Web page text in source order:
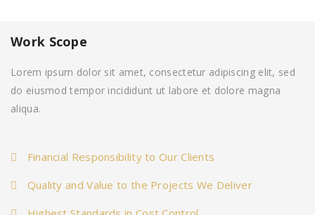
Work Scope
Lorem ipsum dolor sit amet, consectetur adipiscing elit, sed
do eiusmod tempor incididunt ut labore et dolore magna
aliqua.
Financial Responsibility to Our Clients
Quality and Value to the Projects We Deliver